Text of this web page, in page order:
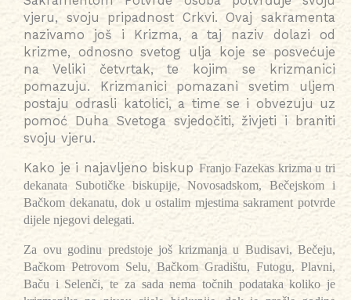
vjeru, svoju pripadnost Crkvi. Ovaj sakramenta
nazivamo još i Krizma, a taj naziv dolazi od
krizme, odnosno svetog ulja koje se posvećuje
na Veliki četvrtak, te kojim se krizmanici
pomazuju. Krizmanici pomazani svetim uljem
postaju odrasli katolici, a time se i obvezuju uz
pomoć Duha Svetoga svjedočiti, živjeti i braniti
svoju vjeru.
Kako je i najavljeno biskup Franjo Fazekas krizma u tri
dekanata Subotičke biskupije, Novosadskom, Bečejskom i
Bačkom dekanatu, dok u ostalim mjestima sakrament potvrde
dijele njegovi delegati.
Za ovu godinu predstoje još krizmanja u Budisavi, Bečeju,
Bačkom Petrovom Selu, Bačkom Gradištu, Futogu, Plavni,
Baču i Selenči, te za sada nema točnih podataka koliko je